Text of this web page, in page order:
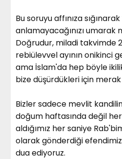
Bu soruyu affınıza
anlamayacağınızı
Doğrudur, miladi takvimde
rebiülevvel ayının onikinci
ama İslam'da hep böyle
bize düşürdükleri için
Bizler sadece mevlit
doğum haftasında değil
aldığımız her saniye
olarak gönderdiği
dua ediyoruz.